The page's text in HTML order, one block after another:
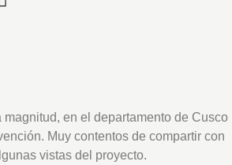
magnitud, en el departamento de Cusco
Muy contentos de compartir con
vistas del proyecto.